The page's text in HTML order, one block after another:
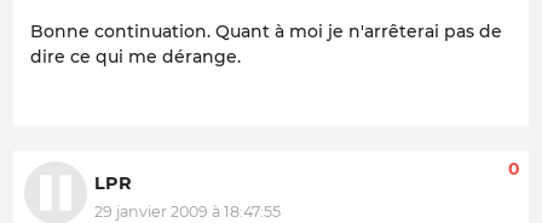
Bonne continuation. Quant à moi je n'arrêterai pas de
dire ce qui me dérange.
LPR
29 janvier 2009 à 18:47:55
0